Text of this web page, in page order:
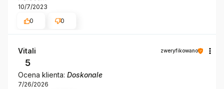
10/7/2023
0
0
Vitali zweryfikowano
5
Ocena klienta: Doskonale
7/26/2026